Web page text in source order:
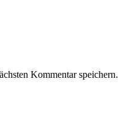
Kommentar speichern.